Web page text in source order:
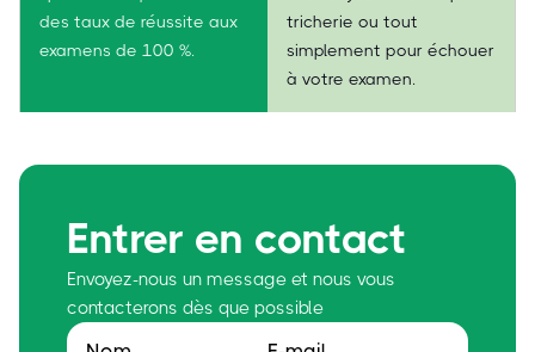
des taux de réussite aux
examens de 100 %.
tricherie ou tout
simplement pour échouer
à votre examen.
Entrer en contact
Envoyez-nous un message et nous vous
contacterons dès que possible